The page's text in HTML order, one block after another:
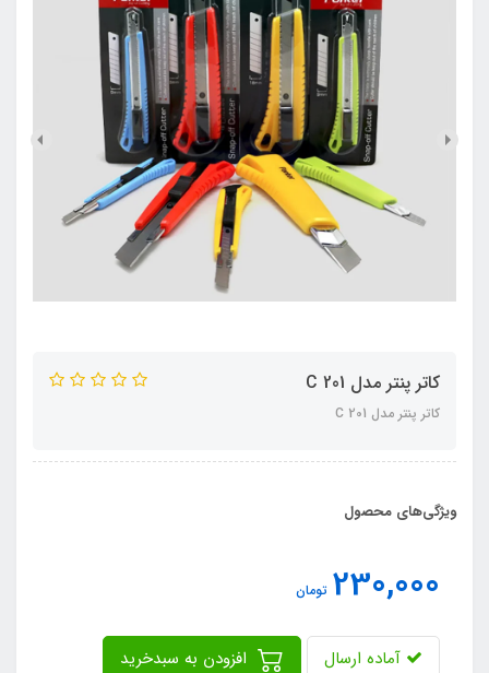
کاتر پنتر مدل C 201
کاتر پنتر مدل C 201
ویژگی‌های محصول
230,000 تومان
آماده ارسال